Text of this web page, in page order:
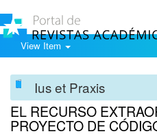
View Item
Ius et Praxis
EL RECURSO
PROYECTO DE